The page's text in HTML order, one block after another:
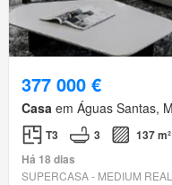
377 000 €
Casa em Águas Santas,
T3 3
137 m²
Há 18 dias
SUPERCASA - MEDIUM